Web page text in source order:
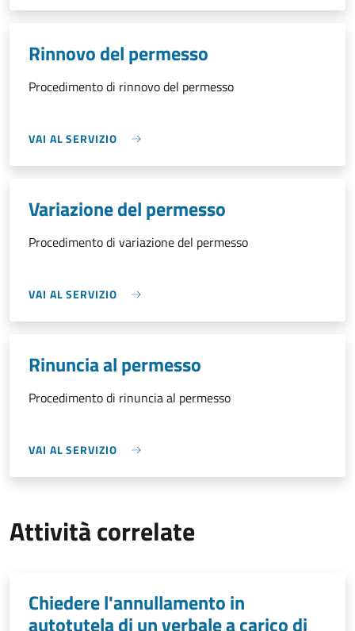
Rinnovo del permesso
Procedimento di rinnovo del permesso
VAI AL SERVIZIO
Variazione del permesso
Procedimento di variazione del permesso
VAI AL SERVIZIO
Rinuncia al permesso
Procedimento di rinuncia al permesso
VAI AL SERVIZIO
Attività correlate
Chiedere l'annullamento in
autotutela di un verbale a carico di